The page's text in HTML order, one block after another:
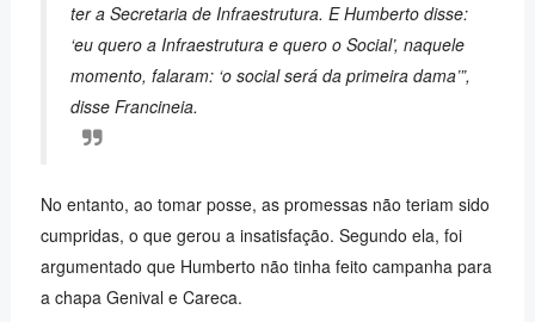
ter a Secretaria de Infraestrutura. E Humberto disse:
‘eu quero a Infraestrutura e quero o Social’, naquele
momento, falaram: ‘o social será da primeira dama’”,
disse Francineia.
No entanto, ao tomar posse, as promessas não teriam sido
cumpridas, o que gerou a insatisfação. Segundo ela, foi
argumentado que Humberto não tinha feito campanha para
a chapa Genival e Careca.